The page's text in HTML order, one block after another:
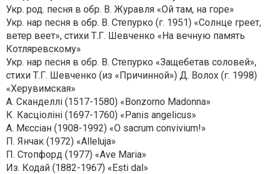
Укр. род. песня в обр. В. Журавля «Ой там, на горе»
Укр. нар песня в обр. В. Степурко (г. 1951) «Солнце греет,
ветер веет», стихи Т.Г. Шевченко «На вечную память
Котляревскому»
Укр. нар песня в обр. В. Степурко «Защебетав соловей»,
стихи Т.Г. Шевченко (из «Причинной») Д. Волох (г. 1998)
«Херувимская»
А. Сканделлі (1517-1580) «Bonzorno Madonna»
К. Касціоліні (1697-1760) «Panis angelicus»
А. Мєссіан (1908-1992) «O sacrum convivium!»
П. Янчак (1972) «Alleluja»
П. Стопфорд (1977) «Ave Maria»
Из. Кодай (1882-1967) «Esti dal»